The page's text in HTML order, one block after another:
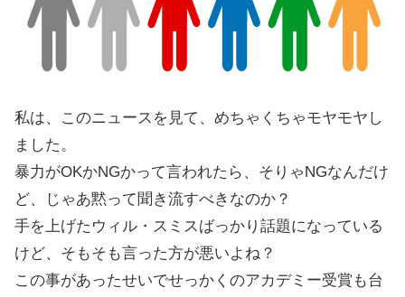
私は、このニュースを見て、めちゃくちゃモヤモヤし
ました。
暴力がOKかNGかって言われたら、そりゃNGなんだけ
ど、じゃあ黙って聞き流すべきなのか？
手を上げたウィル・スミスばっかり話題になっている
けど、そもそも言った方が悪いよね？
この事があったせいでせっかくのアカデミー受賞も台